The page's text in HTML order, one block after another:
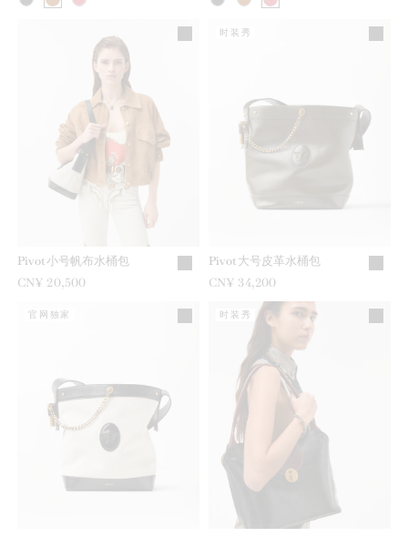
Pivot小号帆布水桶包
CN¥ 20,500
Pivot大号皮革水桶包
CN¥ 34,200
时装秀
官网独家 时装秀